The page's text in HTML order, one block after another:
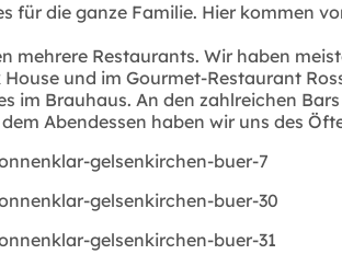
für die ganze Familie. Hier
mehrere Restaurants. Wir haben
und im Gourmet-Restaurant
im Brauhaus. An den zahlreichen
Abendessen haben wir uns des